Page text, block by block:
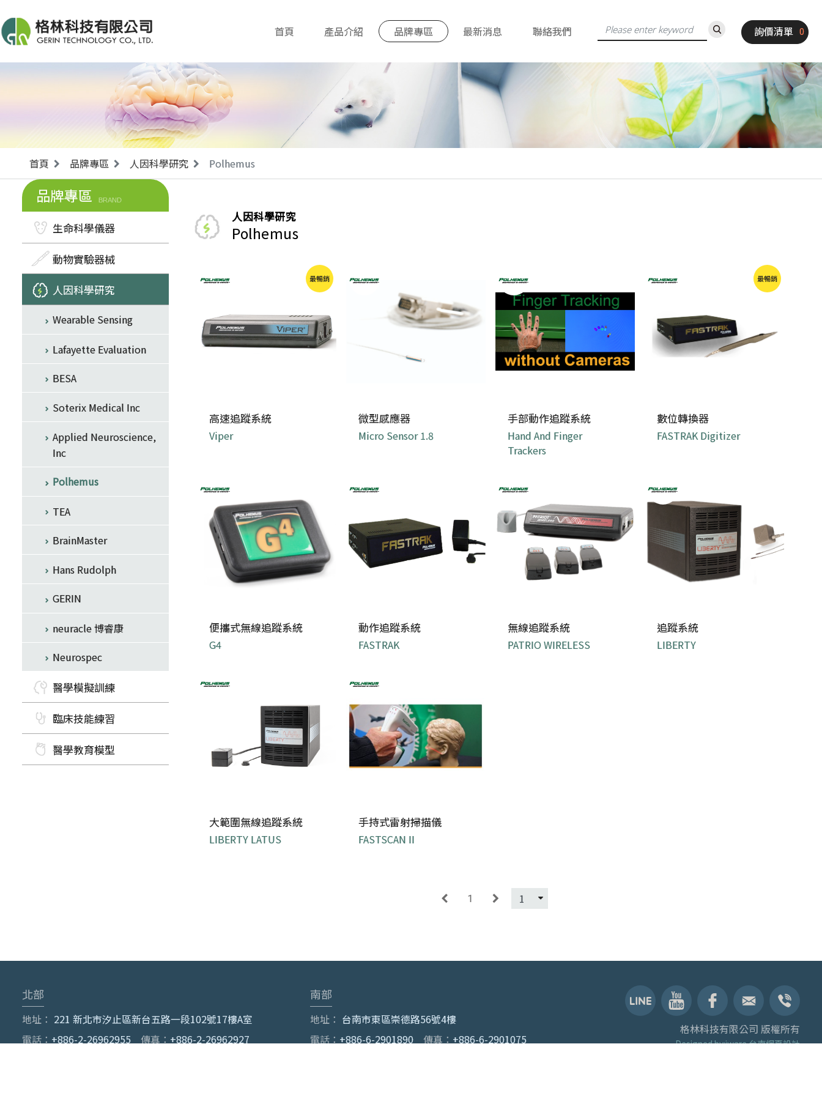
首頁 產品介紹 品牌專區 最新消息 聯絡我們 詢價清單
首頁 品牌專區 人因科學研究 Polhemus
品牌專區 BRAND
生命科學儀器
動物實驗器械
人因科學研究
Wearable Sensing
Lafayette Evaluation
BESA
Soterix Medical Inc
Applied Neuroscience,
Inc
Polhemus
TEA
BrainMaster
Hans Rudolph
GERIN
neuracle 博睿康
Neurospec
醫學模擬訓練
臨床技能練習
醫學教育模型
人因科學研究
Polhemus
最暢銷
高速追蹤系統
Viper
微型感應器
Micro Sensor 1.8
手部動作追蹤系統
Hand And Finger
Trackers
最暢銷
數位轉換器
FASTRAK Digitizer
小巧的無線追蹤系統 ...
便攜式無線追蹤系統
G4
動作追蹤系統
FASTRAK
無線追蹤系統
PATRIO WIRELESS
追蹤系統
LIBERTY
大範圍無線追蹤系統
LIBERTY LATUS
手持式雷射掃描儀
FASTSCAN II
1
北部
地址： 221 新北市汐止區新台五路一段102號17樓A室
電話： +886-2-26962955 傳真： +886-2-26962927
南部
地址： 台南市東區崇德路56號4樓
電話： +886-6-2901890 傳真： +886-6-2901075
格林科技有限公司 版權所有
Designed by:iware台南網頁設計